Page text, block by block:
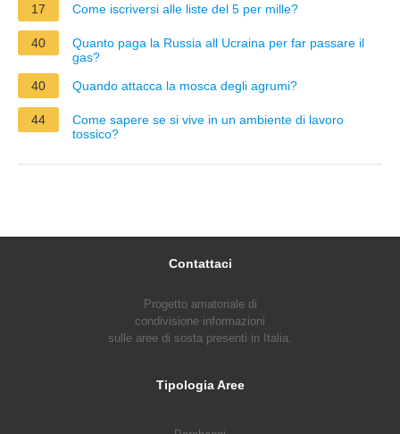
17 Come iscriversi alle liste del 5 per mille?
40
Quanto paga la Russia all Ucraina per far passare il
gas?
40
Quando attacca la mosca degli agrumi?
44
Come sapere se si vive in un ambiente di lavoro
tossico?
Contattaci
Progetto amatoriale di
condivisione informazioni
sulle aree di sosta presenti in Italia.
Tipologia Aree